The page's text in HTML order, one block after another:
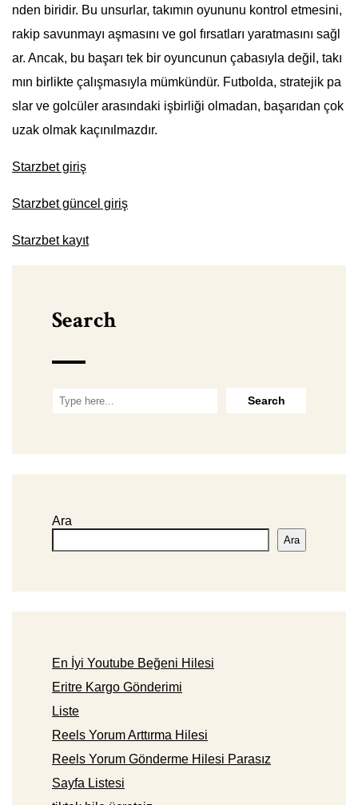
nden biridir. Bu unsurlar, takımın oyununu kontrol etmesini,
rakip savunmayı aşmasını ve gol fırsatları yaratmasını sağl
ar. Ancak, bu başarı tek bir oyuncunun çabasıyla değil, takı
mın birlikte çalışmasıyla mümkündür. Futbolda, stratejik pa
slar ve golcüler arasındaki işbirliği olmadan, başarıdan çok
uzak olmak kaçınılmazdır.
Starzbet giriş
Starzbet güncel giriş
Starzbet kayıt
Search
Ara
Ara
En İyi Youtube Beğeni Hilesi
Eritre Kargo Gönderimi
Liste
Reels Yorum Arttırma Hilesi
Reels Yorum Gönderme Hilesi Parasız
Sayfa Listesi